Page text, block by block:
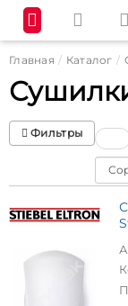
Главная Каталог
Фильтры
Sort